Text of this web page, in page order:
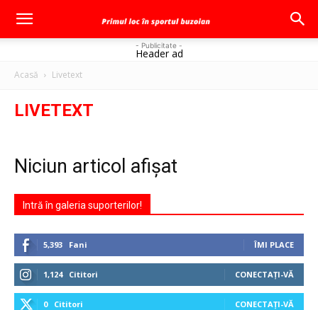
- Publicitate -
Header ad
Acasă Livetext
LIVETEXT
Niciun articol afișat
Intră în galeria suporterilor!
5,393 Fani ÎMI PLACE
1,124 Cititori CONECTAȚI-VĂ
0 Cititori CONECTAȚI-VĂ